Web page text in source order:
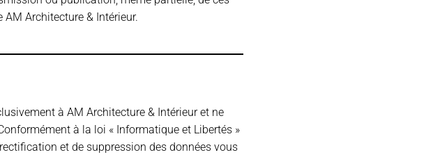
Architecture & Intérieur.
à AM Architecture & Intérieur et ne
à la loi « Informatique et Libertés »
et de suppression des données vous